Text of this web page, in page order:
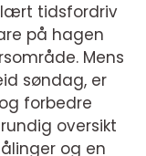
tidsfordriv
på hagen
Mens
søndag, er
forbedre
oversikt
og en